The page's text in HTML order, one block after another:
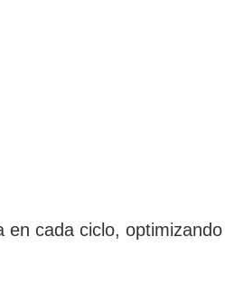
cada ciclo,